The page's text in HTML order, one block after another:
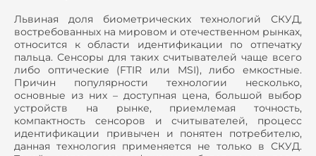
Львиная доля биометрических технологий СКУД,
востребованных на мировом и отечественном рынках,
относится к области идентификации по отпечатку
пальца. Сенсоры для таких считывателей чаще всего
либо оптические (FTIR или MSI), либо емкостные.
Причин популярности технологии несколько,
основные из них – доступная цена, большой выбор
устройств на рынке, приемлемая точность,
компактность сенсоров и считывателей, процесс
идентификации привычен и понятен потребителю,
данная технология применяется не только в СКУД.